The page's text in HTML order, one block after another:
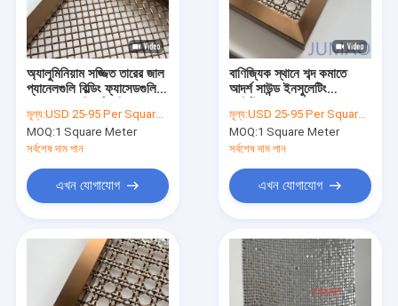
অ্যালুমিনিয়াম সজ্জিত তারের জাল
প্যানেলগুলি বিল্ডিং ফ্যাসেডগুলির
বৈশিষ্ট্যযুক্ত
মূল্য:USD 25-95 Per Square Meter
MOQ:1 Square Meter
সর্বশেষ দাম পান
এখন যোগাযোগ
বাণিজ্যিক স্থানে শব্দ কমাতে
আদর্শ সাউন্ড ইনসুলেটিং
মূল্য:USD 25-95 Per Square Meter
MOQ:1 Square Meter
সর্বশেষ দাম পান
এখন যোগাযোগ